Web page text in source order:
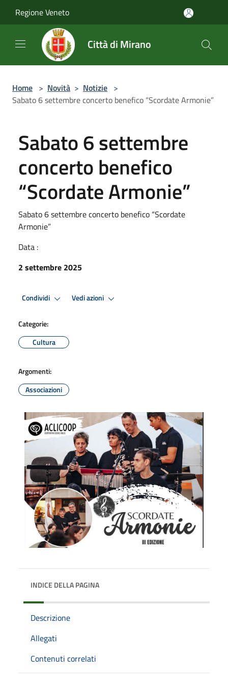
Regione Veneto
Città di Mirano
Home > Novità > Notizie >
Sabato 6 settembre concerto benefico “Scordate Armonie”
Sabato 6 settembre
concerto benefico
“Scordate Armonie”
Sabato 6 settembre concerto benefico “Scordate
Armonie”
Data :
2 settembre 2025
Condividi Vedi azioni
Categorie:
Cultura
Argomenti:
Associazioni
INDICE DELLA PAGINA
Descrizione
Allegati
Contenuti correlati